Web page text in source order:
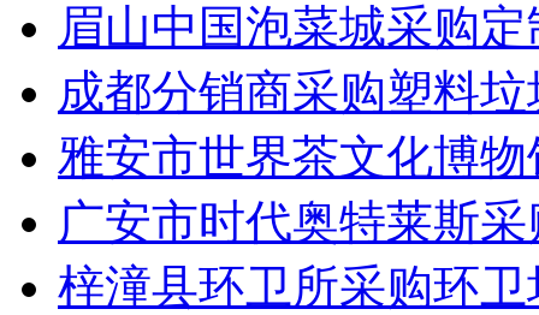
眉山中国泡菜城采购
成都分销商采购塑料
雅安市世界茶文化博
广安市时代奥特莱斯
梓潼县环卫所采购环